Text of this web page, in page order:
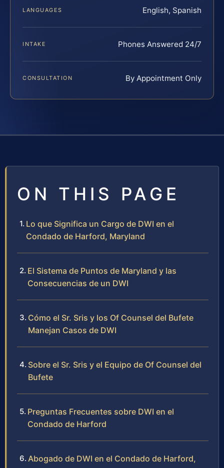
LANGUAGES English, Spanish
INTAKE Phones Answered 24/7
CONSULTATION By Appointment Only
ON THIS PAGE
Lo que Significa un Cargo de DWI en el
Condado de Harford, Maryland
El Sistema de Puntos de Maryland y las
Consecuencias de un DWI
Cómo el Sr. Sris y los Of Counsel del Bufete
Manejan Casos de DWI
Sobre el Sr. Sris y el Equipo de Of Counsel del
Bufete
Preguntas Frecuentes sobre DWI en el
Condado de Harford
Abogado de DWI en el Condado de Harford,